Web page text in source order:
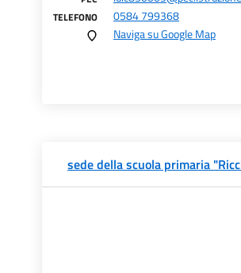
TELEFONO
0584 799368
Naviga su Google Map
sede della scuola primaria